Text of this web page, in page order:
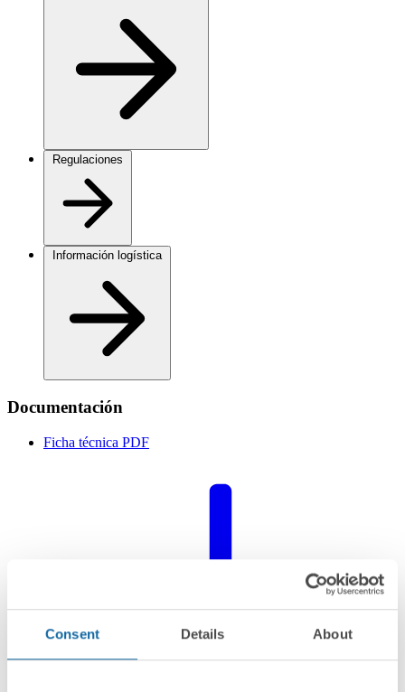
Consent Details About
Información logística
Documentación
Ficha técnica PDF